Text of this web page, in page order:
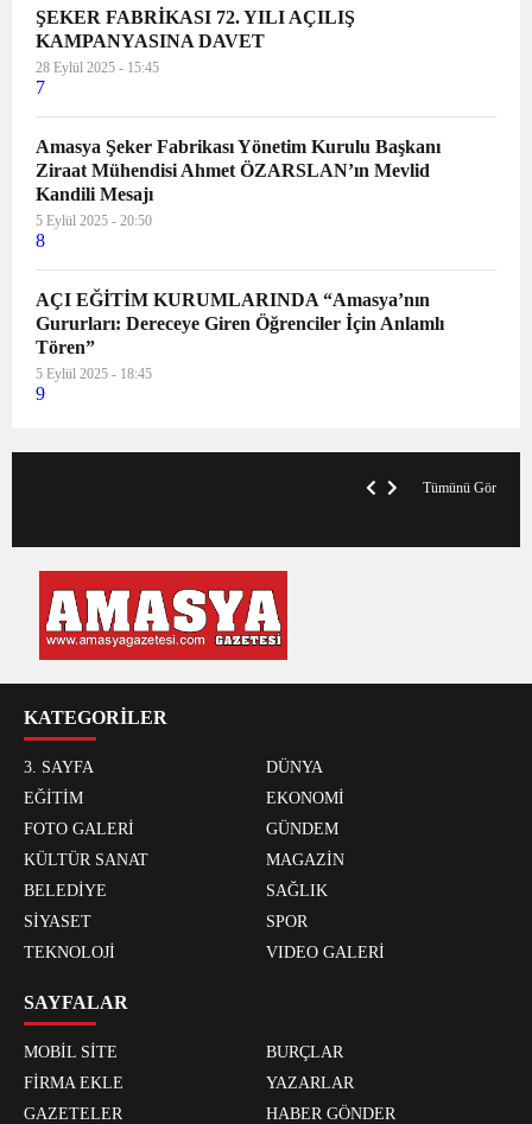
ŞEKER FABRİKASI 72. YILI AÇILIŞ
KAMPANYASINA DAVET
28 Eylül 2025 - 15:45
7
Amasya Şeker Fabrikası Yönetim Kurulu Başkanı
Ziraat Mühendisi Ahmet ÖZARSLAN’ın Mevlid
Kandili Mesajı
5 Eylül 2025 - 20:50
8
AÇI EĞİTİM KURUMLARINDA “Amasya’nın
Gururları: Dereceye Giren Öğrenciler İçin Anlamlı
Tören”
5 Eylül 2025 - 18:45
9
Tümünü Gör
KATEGORİLER
3. SAYFA
DÜNYA
EĞİTİM
EKONOMİ
FOTO GALERİ
GÜNDEM
KÜLTÜR SANAT
MAGAZİN
BELEDİYE
SAĞLIK
SİYASET
SPOR
TEKNOLOJİ
VIDEO GALERİ
SAYFALAR
MOBİL SİTE
BURÇLAR
FİRMA EKLE
YAZARLAR
GAZETELER
HABER GÖNDER